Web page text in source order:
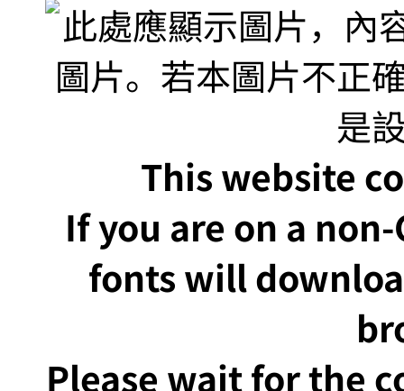
This website
If you are on a
fonts will
Please wait for the